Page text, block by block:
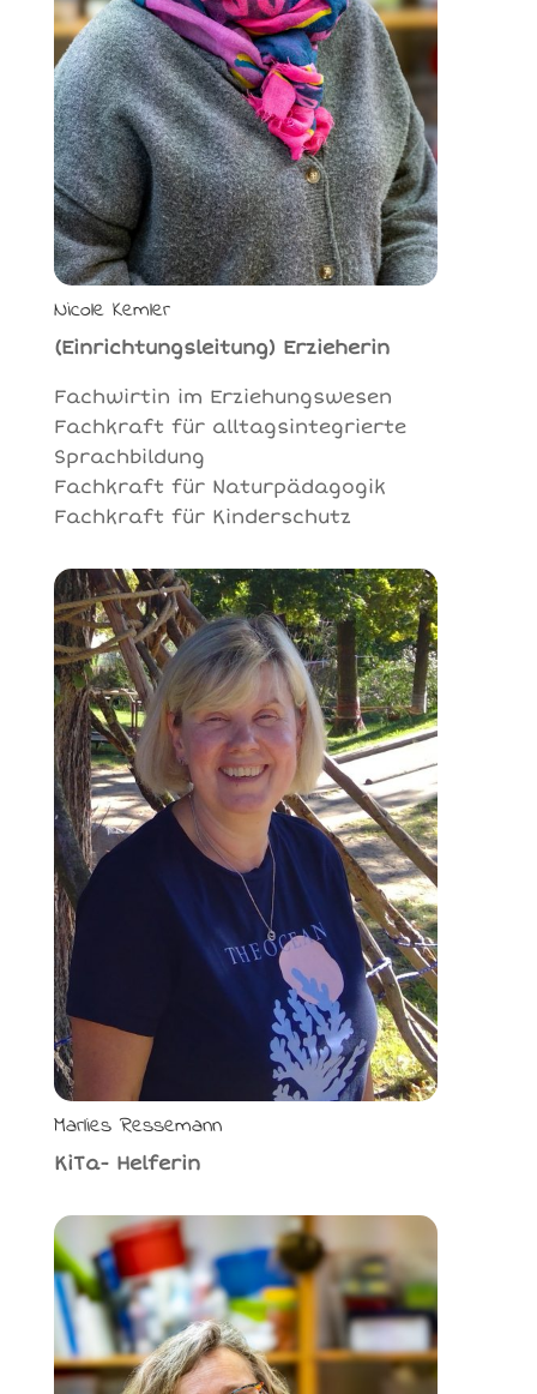
Nicole Kemler
(Einrichtungsleitung) Erzieherin
Fachwirtin im Erziehungswesen
Fachkraft für alltagsintegrierte
Sprachbildung
Fachkraft für Naturpädagogik
Fachkraft für Kinderschutz
Marlies Ressemann
KiTa- Helferin